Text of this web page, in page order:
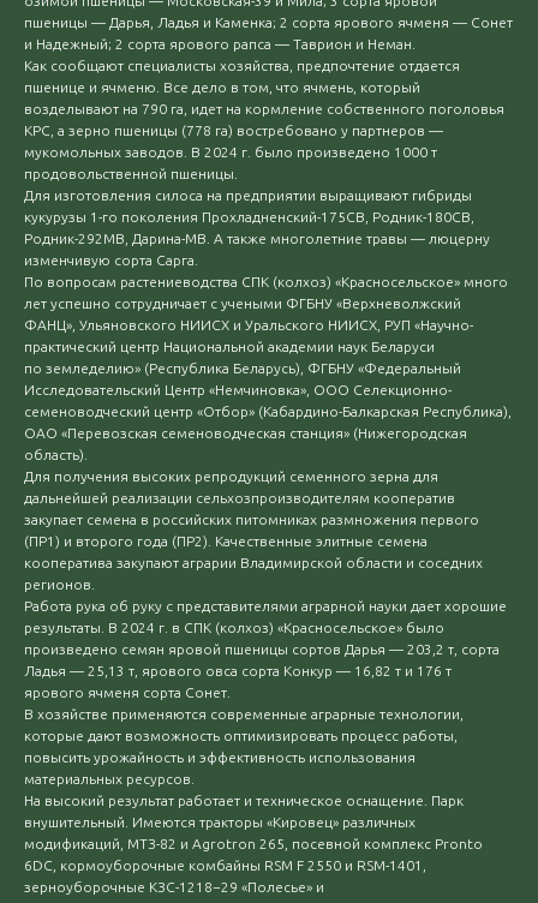
пшеницы — Дарья, Ладья и Каменка; 2 сорта ярового ячменя — Сонет
и Надежный; 2 сорта ярового рапса — Таврион и Неман.
Как сообщают специалисты хозяйства, предпочтение отдается
пшенице и ячменю. Все дело в том, что ячмень, который
возделывают на 790 га, идет на кормление собственного поголовья
КРС, а зерно пшеницы (778 га) востребовано у партнеров —
мукомольных заводов. В 2024 г. было произведено 1000 т
продовольственной пшеницы.
Для изготовления силоса на предприятии выращивают гибриды
кукурузы 1-го поколения Прохладненский-175СВ, Родник-180СВ,
Родник-292МВ, Дарина-МВ. А также многолетние травы — люцерну
изменчивую сорта Сарга.
По вопросам растениеводства СПК (колхоз) «Красносельское» много
лет успешно сотрудничает с учеными ФГБНУ «Верхневолжский
ФАНЦ», Ульяновского НИИСХ и Уральского НИИСХ, РУП «Научно-
практический центр Национальной академии наук Беларуси
по земледелию» (Республика Беларусь), ФГБНУ «Федеральный
Исследовательский Центр «Немчиновка», ООО Селекционно-
семеноводческий центр «Отбор» (Кабардино-Балкарская Республика),
ОАО «Перевозская семеноводческая станция» (Нижегородская
область).
Для получения высоких репродукций семенного зерна для
дальнейшей реализации сельхозпроизводителям кооператив
закупает семена в российских питомниках размножения первого
(ПР1) и второго года (ПР2). Качественные элитные семена
кооператива закупают аграрии Владимирской области и соседних
регионов.
Работа рука об руку с представителями аграрной науки дает хорошие
результаты. В 2024 г. в СПК (колхоз) «Красносельское» было
произведено семян яровой пшеницы сортов Дарья — 203,2 т, сорта
Ладья — 25,13 т, ярового овса сорта Конкур — 16,82 т и 176 т
ярового ячменя сорта Сонет.
В хозяйстве применяются современные аграрные технологии,
которые дают возможность оптимизировать процесс работы,
повысить урожайность и эффективность использования
материальных ресурсов.
На высокий результат работает и техническое оснащение. Парк
внушительный. Имеются тракторы «Кировец» различных
модификаций, МТЗ-82 и Agrotron 265, посевной комплекс Pronto
6DC, кормоуборочные комбайны RSM F 2550 и RSМ-1401,
зерноуборочные КЗС-1218−29 «Полесье» и